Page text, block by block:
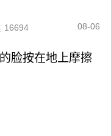
16694 08-06
脸按在地上摩擦